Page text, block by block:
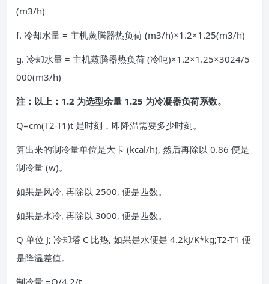
(m3/h)
f. 冷却水量 = 主机蒸腾器热负荷 (m3/h)×1.2×1.25(m3/h)
g. 冷却水量 = 主机蒸腾器热负荷 (冷吨)×1.2×1.25×3024/5
000(m3/h)
注：以上：1.2 为选型余量 1.25 为冷凝器负荷系数。
Q=cm(T2-T1)t 是时刻，即降温需要多少时刻。
算出来的制冷量单位是大卡 (kcal/h), 然后再除以 0.86 便是
制冷量 (w)。
如果是风冷, 再除以 2500, 便是匹数。
如果是水冷, 再除以 3000, 便是匹数。
Q 单位 J; 冷却塔 C 比热, 如果是水便是 4.2kJ/K*kg;T2-T1 便
是降温差值。